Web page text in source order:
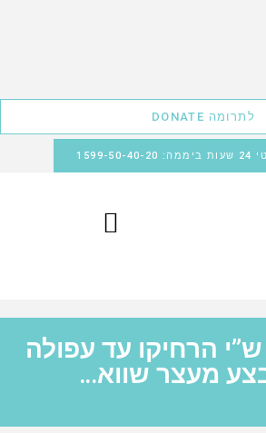
לתרומה DONATE
20
הרחיקו עד עפולה
מעצר שווא…